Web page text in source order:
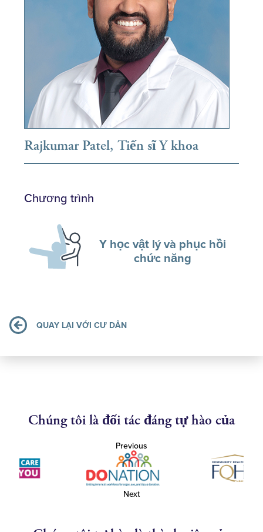
Rajkumar Patel, Tiến sĩ Y khoa
Chương trình
Y học vật lý và phục hồi
chức năng
QUAY LẠI VỚI CƯ DÂN
Chúng tôi là đối tác đáng tự hào của
Previous
Next